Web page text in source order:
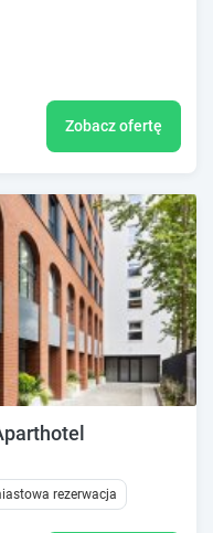
Zobacz ofertę
rezerwacja